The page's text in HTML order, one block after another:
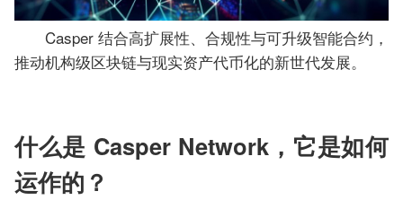
Casper 结合高扩展性、合规性与可升级智能合约，
推动机构级区块链与现实资产代币化的新世代发展。
什么是 Casper Network，它是如何
运作的？